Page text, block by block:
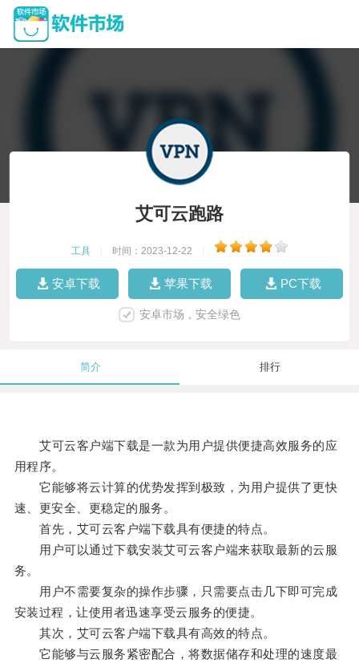
艾可云跑路
工具 时间：2023-12-22
安卓下载 苹果下载 PC下载
安卓市场，安全绿色
简介 排行
艾可云客户端下载是一款为用户提供便捷高效服务的应
用程序。
它能够将云计算的优势发挥到极致，为用户提供了更快
速、更安全、更稳定的服务。
首先，艾可云客户端下载具有便捷的特点。
用户可以通过下载安装艾可云客户端来获取最新的云服
务。
用户不需要复杂的操作步骤，只需要点击几下即可完成
安装过程，让使用者迅速享受云服务的便捷。
其次，艾可云客户端下载具有高效的特点。
它能够与云服务紧密配合，将数据储存和处理的速度最